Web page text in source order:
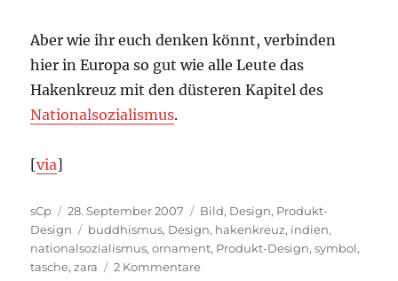
Aber wie ihr euch denken könnt, verbinden
hier in Europa so gut wie alle Leute das
Hakenkreuz mit den düsteren Kapitel des
Nationalsozialismus.
[via]
Autor
sCp
Veröffentlicht
am
28. September 2007 Kategorien
Bild, Design, Produkt-
Design
Schlagwörter
buddhismus, Design, hakenkreuz, indien,
nationalsozialismus,ornament, Produkt-Design,symbol,
tasche,zara 2 Kommentarezu